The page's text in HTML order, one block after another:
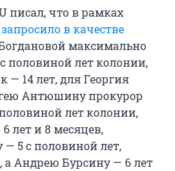
писал, что в рамках
запросило в качестве
максимально
половиной лет колонии,
14 лет, для Георгия
Антюшину прокурор
лет колонии,
лет и 8 месяцев,
5 с половиной лет,
а Андрею Бурсину — 6 лет